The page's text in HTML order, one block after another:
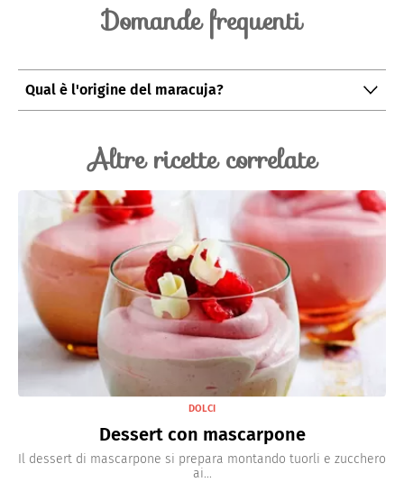
Domande frequenti
Qual è l'origine del maracuja?
originario del Brasile ma viene coltivato anche in altri
paesi a clima tropicale e subtropicale.
Altre ricette correlate
DOLCI
Dessert con mascarpone
Il dessert di mascarpone si prepara montando tuorli e zucchero
ai...